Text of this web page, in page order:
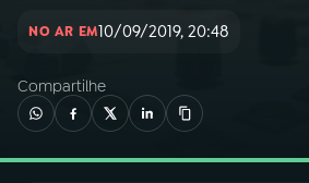
02A RÁDIO
03PROGRAMAÇÃO
NO AR EM10/09/2019, 20:48
Compartilhe